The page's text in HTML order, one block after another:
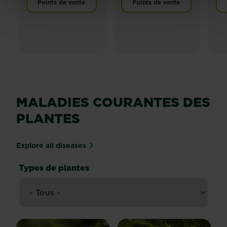
Points de vente Points de vente
MALADIES COURANTES DES
PLANTES
Explore all diseases
Types de plantes